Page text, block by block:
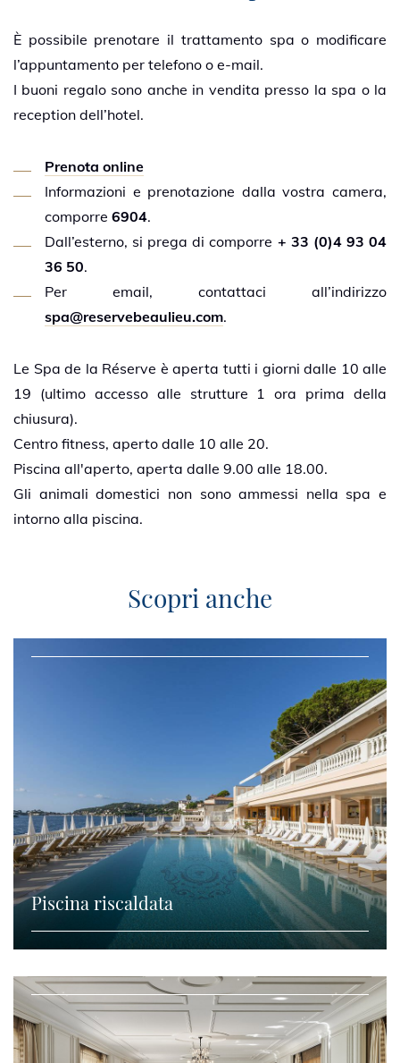
Le
Julien
Le Vent
La Spa La
Seminario
È possibile prenotare il trattamento spa o modificare
l’appuntamento per telefono o e-mail.
I buoni regalo sono anche in vendita presso la spa o la
reception dell’hotel.
Prenota online
Informazioni e prenotazione dalla vostra camera,
comporre 6904.
Dall’esterno, si prega di comporre + 33 (0)4 93 04
36 50.
Per email, contattaci all’indirizzo
spa@reservebeaulieu.com.
Le Spa de la Réserve è aperta tutti i giorni dalle 10 alle
19 (ultimo accesso alle strutture 1 ora prima della
chiusura).
Centro fitness, aperto dalle 10 alle 20.
Piscina all'aperto, aperta dalle 9.00 alle 18.00.
Gli animali domestici non sono ammessi nella spa e
intorno alla piscina.
Scopri anche
Piscina riscaldata